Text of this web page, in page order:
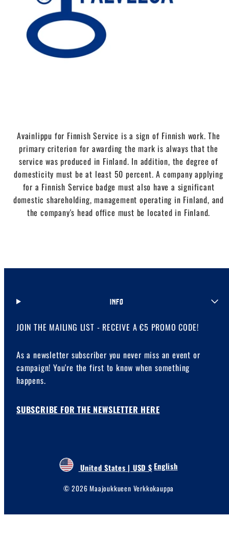
Avainlippu for Finnish Service is a sign of Finnish work. The
primary criterion for awarding the mark is always that the
service was produced in Finland. In addition, the degree of
domesticity must be at least 50 percent. A company applying
for a Finnish Service badge must also have a significant
domestic shareholding, management operating in Finland, and
the company's head office must be located in Finland.
INFO
JOIN THE MAILING LIST - RECEIVE A €5 PROMO CODE!
As a newsletter subscriber you never miss an event or
campaign! You're the first to know when something
happens.
SUBSCRIBE FOR THE NEWSLETTER HERE
United States | USD $ English
© 2026 Maajoukkueen Verkkokauppa